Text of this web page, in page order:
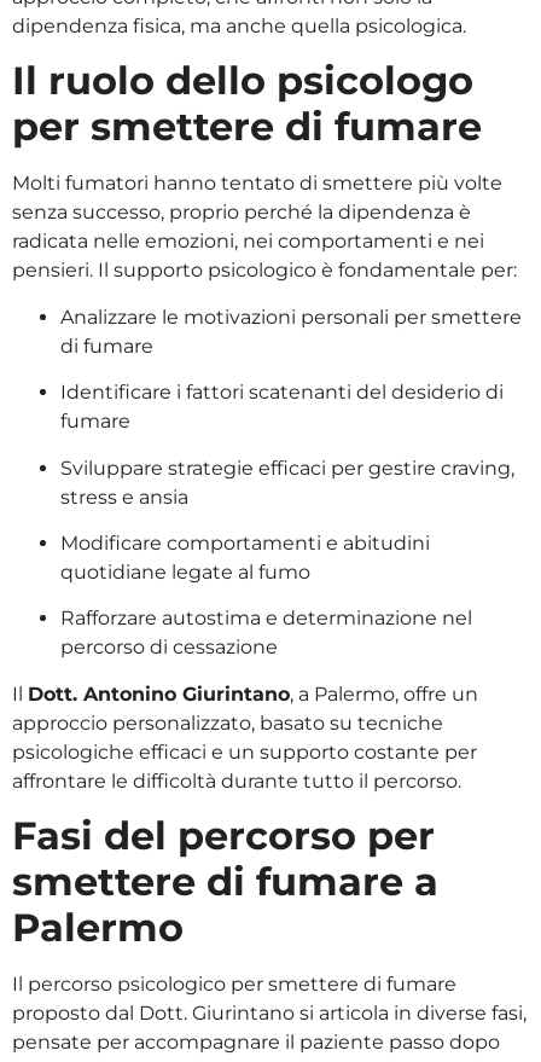
dipendenza fisica, ma anche quella psicologica.
Il ruolo dello psicologo
per smettere di fumare
Molti fumatori hanno tentato di smettere più volte
senza successo, proprio perché la dipendenza è
radicata nelle emozioni, nei comportamenti e nei
pensieri. Il supporto psicologico è fondamentale per:
Analizzare le motivazioni personali per smettere
di fumare
Identificare i fattori scatenanti del desiderio di
fumare
Sviluppare strategie efficaci per gestire craving,
stress e ansia
Modificare comportamenti e abitudini
quotidiane legate al fumo
Rafforzare autostima e determinazione nel
percorso di cessazione
Il Dott. Antonino Giurintano, a Palermo, offre un
approccio personalizzato, basato su tecniche
psicologiche efficaci e un supporto costante per
affrontare le difficoltà durante tutto il percorso.
Fasi del percorso per
smettere di fumare a
Palermo
Il percorso psicologico per smettere di fumare
proposto dal Dott. Giurintano si articola in diverse fasi,
pensate per accompagnare il paziente passo dopo